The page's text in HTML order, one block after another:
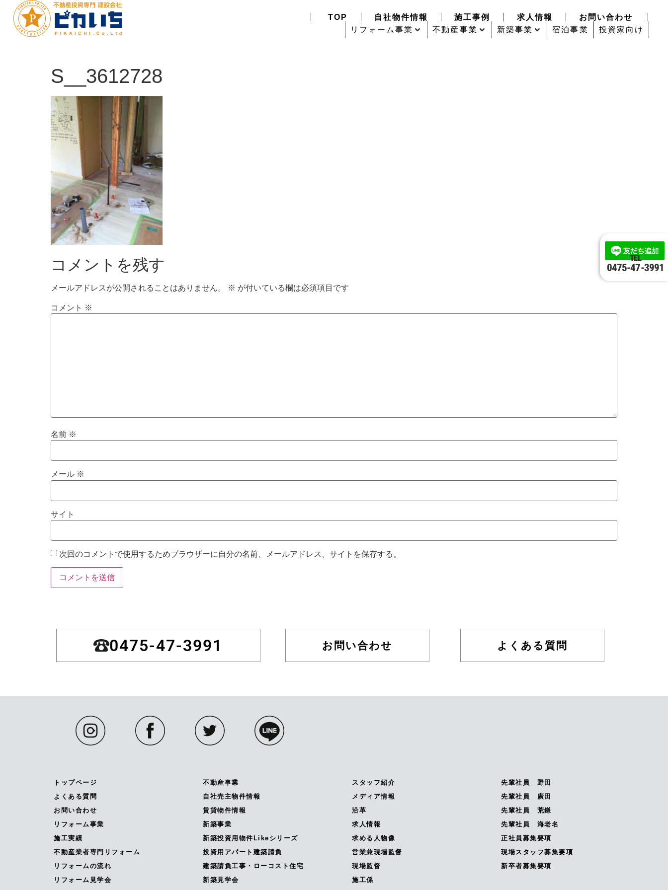
TOP 自社物件情報 施工事例 求人情報
お問い合わせ
リフォーム事業
不動産事業 新築事業 宿泊事業 投資家向け
TEL
0475-47-3991
S__3612728
コメントを残す
メールアドレスが公開されることはありません。 ※ が付いている欄は必須項目です
コメント ※
名前 ※
メール ※
サイト
次回のコメントで使用するためブラウザーに自分の名前、メールアドレス、サイトを保存する。
0475-47-3991 お問い合わせ よくある質問
トップページ
よくある質問
お問い合わせ
リフォーム事業
施工実績
不動産業者専門リフォーム
リフォームの流れ
リフォーム見学会
不動産事業
自社売主物件情報
賃貸物件情報
新築事業
新築投資用物件Likeシリーズ
投資用アパート建築請負
建築請負工事・ローコスト住宅
新築見学会
スタッフ紹介
メディア情報
沿革
求人情報
求める人物像
営業兼現場監督
現場監督
施工係
先輩社員 野田
先輩社員 廣田
先輩社員 荒鎌
先輩社員 海老名
正社員募集要項
現場スタッフ募集要項
新卒者募集要項